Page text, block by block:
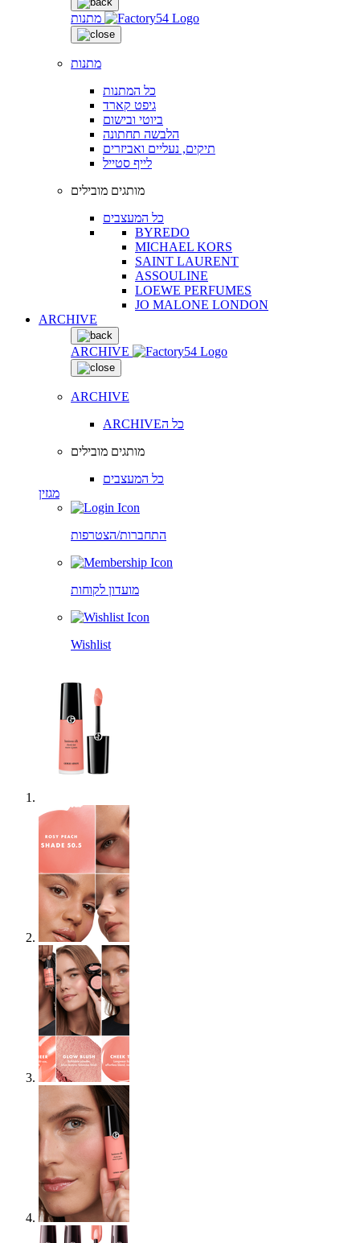
מתנות
מתנות
כל המתנות
גיפט קארד
ביוטי ובישום
הלבשה תחתונה
תיקים, נעליים ואביזרים
לייף סטייל
מותגים מובילים
כל המעצבים
BYREDO
MICHAEL KORS
SAINT LAURENT
ASSOULINE
LOEWE PERFUMES
JO MALONE LONDON
ARCHIVE
ARCHIVE
ARCHIVE
ARCHIVEכל ה
מותגים מובילים
כל המעצבים
מגזין
התחברות/הצטרפות
מועדון לקוחות
Wishlist